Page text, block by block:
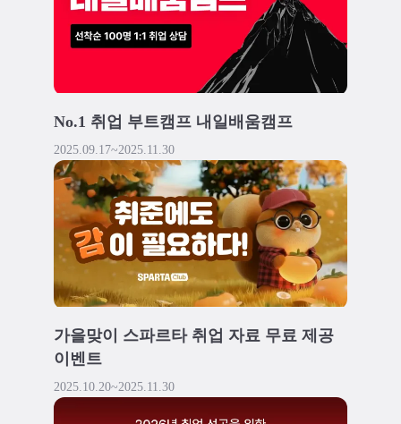
No.1 취업 부트캠프 내일배움캠프
2025.09.17~2025.11.30
가을맞이 스파르타 취업 자료 무료 제공
이벤트
2025.10.20~2025.11.30